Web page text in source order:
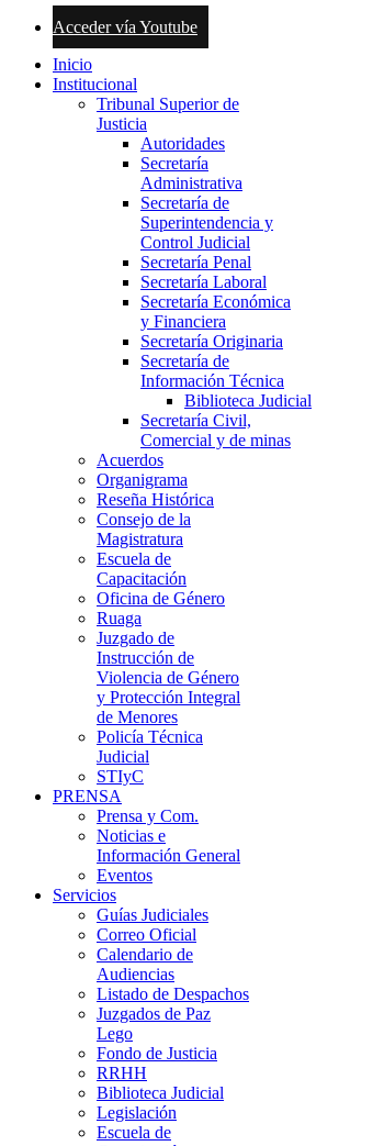
Acceder vía Youtube
Inicio
Institucional
Tribunal Superior de
Justicia
Autoridades
Secretaría
Administrativa
Secretaría de
Superintendencia y
Control Judicial
Secretaría Penal
Secretaría Laboral
Secretaría Económica
y Financiera
Secretaría Originaria
Secretaría de
Información Técnica
Biblioteca Judicial
Secretaría Civil,
Comercial y de minas
Acuerdos
Organigrama
Reseña Histórica
Consejo de la
Magistratura
Escuela de
Capacitación
Oficina de Género
Ruaga
Juzgado de
Instrucción de
Violencia de Género
y Protección Integral
de Menores
Policía Técnica
Judicial
STIyC
PRENSA
Prensa y Com.
Noticias e
Información General
Eventos
Servicios
Guías Judiciales
Correo Oficial
Calendario de
Audiencias
Listado de Despachos
Juzgados de Paz
Lego
Fondo de Justicia
RRHH
Biblioteca Judicial
Legislación
Escuela de